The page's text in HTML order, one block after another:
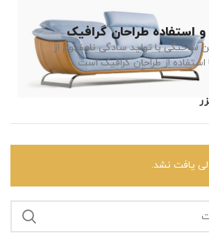
طراحان گرافیک
ساختگی با تولید سادگی نامفهوم از
از طراحان گرافیک است.
یافت نشد.